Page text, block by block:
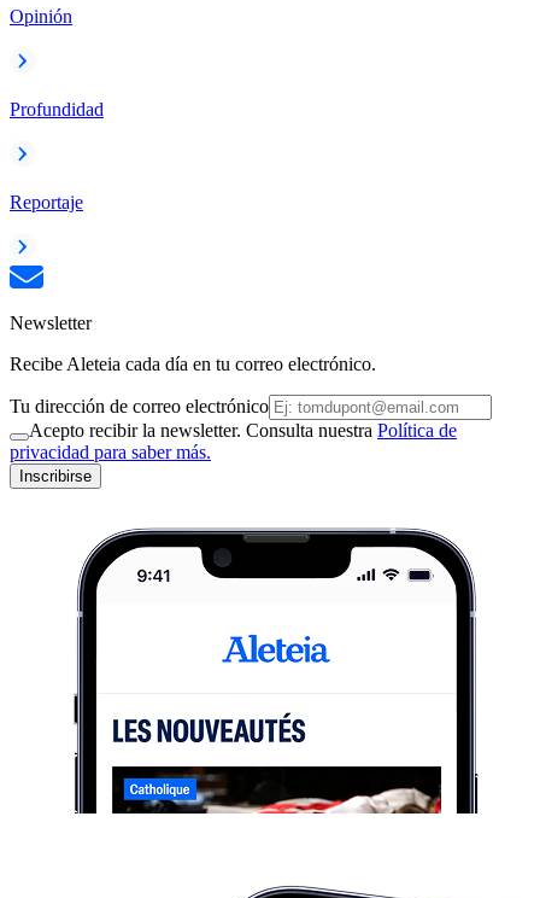
Opinión
Profundidad
Reportaje
Newsletter
Recibe Aleteia cada día en tu correo electrónico.
Tu dirección de correo electrónico
Acepto recibir la newsletter. Consulta nuestra Política de
privacidad para saber más.
Inscribirse